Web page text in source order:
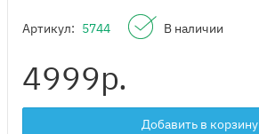
Артикул: 5744 В наличии
4999р.
Добавить в корзину